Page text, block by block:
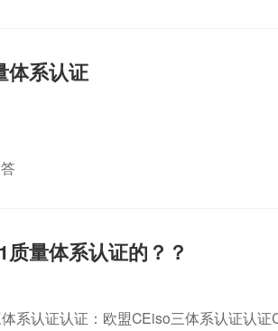
体系认证
量体系认证的？？
系认证认证：欧盟CEiso三体系认证认证